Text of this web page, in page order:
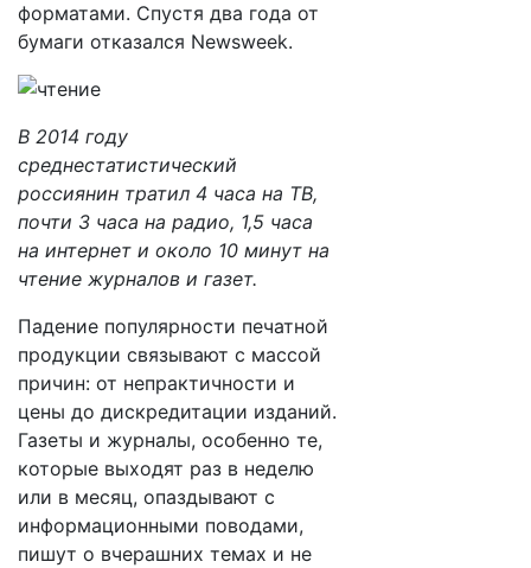
форматами. Спустя два года от
бумаги отказался Newsweek.
В 2014 году
среднестатистический
россиянин тратил 4 часа на ТВ,
почти 3 часа на радио, 1,5 часа
на интернет и около 10 минут на
чтение журналов и газет.
Падение популярности печатной
продукции связывают с массой
причин: от непрактичности и
цены до дискредитации изданий.
Газеты и журналы, особенно те,
которые выходят раз в неделю
или в месяц, опаздывают с
информационными поводами,
пишут о вчерашних темах и не